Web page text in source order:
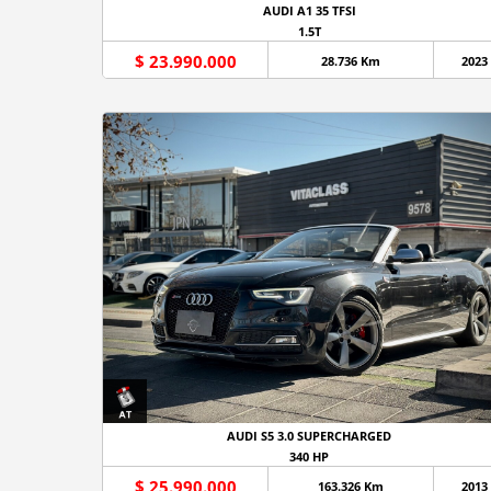
AUDI A1 35 TFSI
1.5T
$ 23.990.000 28.736 Km 2023
AUDI S5 3.0 SUPERCHARGED
340 HP
163.326 Km 2013